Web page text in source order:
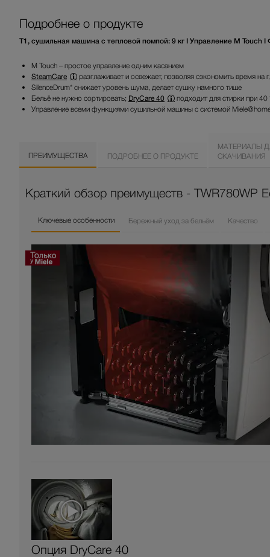
Подробнее о продукте
T1, сушильная машина с тепловой помпой: 9 кг I Управление M Touch
M Touch – простое управление одним касанием
SteamCare
разглаживает и освежает, позволяя сэкономить время на
SilenceDrum* снижает уровень шума, делает сушку намного тише
Бельё не нужно сортировать; DryCare 40
подходит для стирки при 40
Управление всеми функциями сушильной машины с системой
ПРЕИМУЩЕСТВА ПОДРОБНЕЕ О ПРОДУКТЕ
МАТЕРИАЛЫ
СКАЧИВАНИЯ
Краткий обзор преимуществ - TWR780WP
Ключевые особенности Бережный уход за бельём Качество
Опция DryCare 40